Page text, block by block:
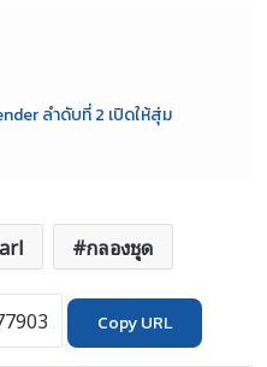
ลำดับที่ 2 เปิดให้สุ่ม
กลองชุด
Copy URL